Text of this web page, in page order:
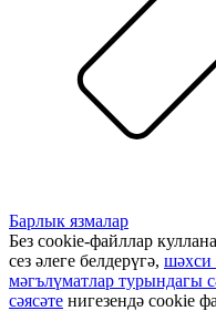
Барлык язмалар
Без cookie-файллар
сез әлеге белдерүгә, шәхси
мәгълүматлар турындагы
сәясәте нигезендә cookie